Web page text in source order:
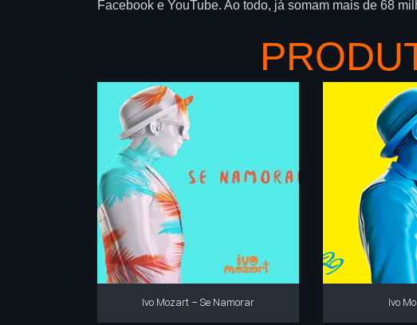
Facebook e YouTube. Ao todo, já somam mais de 68
Ivo Mozart – Se Namorar Ivo